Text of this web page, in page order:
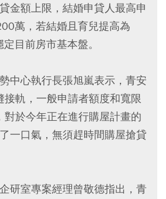
金額上限，結婚申貸人最高申
萬，若結婚且育兒提高為
目前房市基本盤。
中心執行長張旭嵐表示，青安
軌，一般申請者額度和寬限
於今年正在進行購屋計畫的
一口氣，無須趕時間購屋搶貸
研室專案經理曾敬德指出，青